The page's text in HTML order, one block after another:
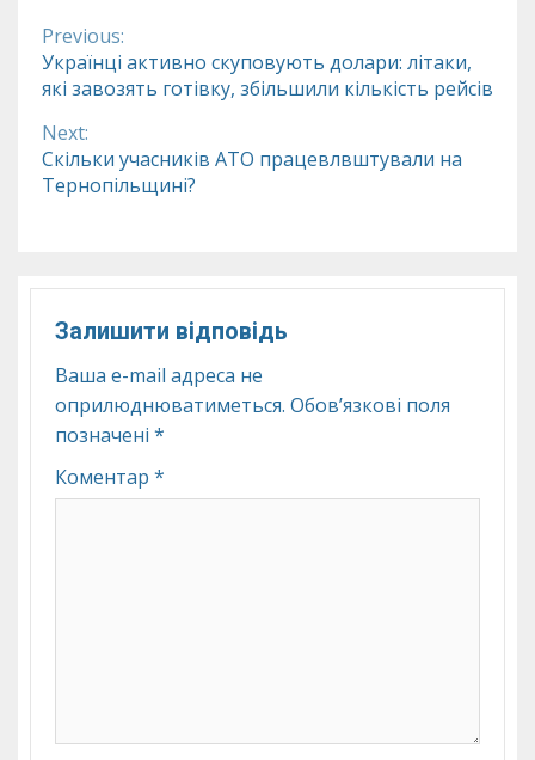
Continue
Reading
Previous:
Українці активно скуповують долари: літаки,
які завозять готівку, збільшили кількість рейсів
Next:
Скільки учасників АТО працевлвштували на
Тернопільщині?
Залишити відповідь
Ваша e-mail адреса не
оприлюднюватиметься. Обов’язкові поля
позначені *
Коментар *